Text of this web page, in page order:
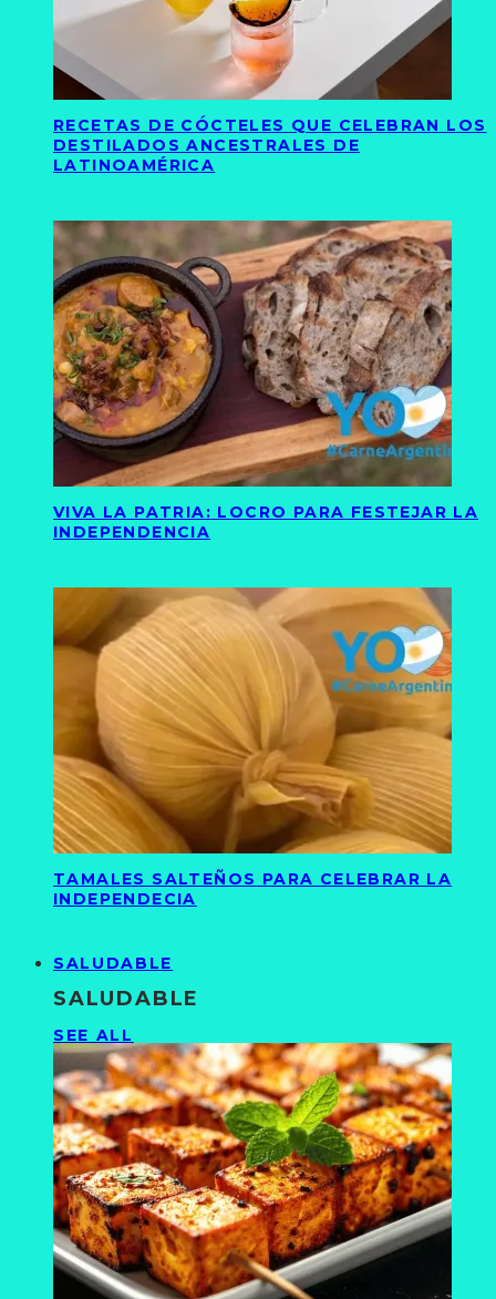
RECETAS DE CÓCTELES QUE CELEBRAN LOS
DESTILADOS ANCESTRALES DE
LATINOAMÉRICA
VIVA LA PATRIA: LOCRO PARA FESTEJAR LA
INDEPENDENCIA
TAMALES SALTEÑOS PARA CELEBRAR LA
INDEPENDECIA
SALUDABLE
SALUDABLE
SEE ALL